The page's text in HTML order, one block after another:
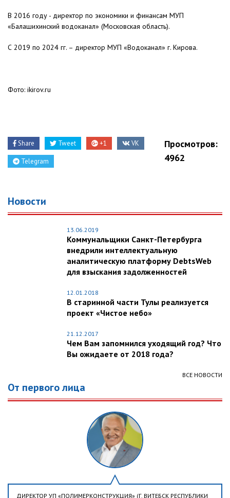
В 2016 году - директор по экономики и финансам МУП
«Балашихинский водоканал» (Московская область).
С 2019 по 2024 гг. – директор МУП «Водоканал» г. Кирова.
Фото: ikirov.ru
Share Tweet +1 VK
Telegram
Просмотров:
4962
Новости
13.06.2019
Коммунальщики Санкт-Петербурга
внедрили интеллектуальную
аналитическую платформу DebtsWeb
для взыскания задолженностей
12.01.2018
В старинной части Тулы реализуется
проект «Чистое небо»
21.12.2017
Чем Вам запомнился уходящий год? Что
Вы ожидаете от 2018 года?
ВСЕ НОВОСТИ
От первого лица
ДИРЕКТОР УП «ПОЛИМЕРКОНСТРУКЦИЯ» (Г. ВИТЕБСК РЕСПУБЛИКИ